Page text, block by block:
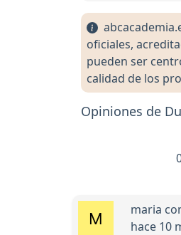
oficiales,
pueden ser
calidad de los
Opiniones de
maria
hace 10